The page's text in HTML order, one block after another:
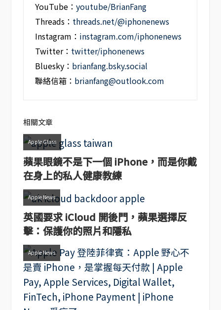
YouTube：youtube/BrianFang
Threads： threads.net/@iphonenews
Instagram： instagram.com/iphonenews
Twitter： twitter/iphonenews
Bluesky： brianfang.bsky.social
聯絡信箱： brianfang@outlook.com
相關文章
Apple Glass
蘋果眼鏡不是下一個 iPhone，而是你戴
在身上的私人健康教練
Apple News
英國要求 iCloud 開後門，蘋果選擇反
擊：保護你的照片和隱私
Apple News